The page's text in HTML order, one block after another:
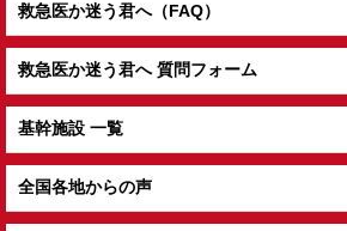
救急医か迷う君へ（FAQ）
救急医か迷う君へ 質問フォーム
基幹施設 一覧
全国各地からの声